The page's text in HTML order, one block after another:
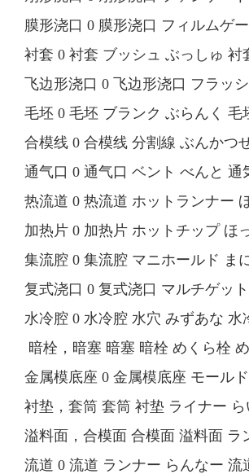
膜形浇口 0 膜形浇口 フィルムゲ
衬套 0 衬套 ブッシュ ぶっしゅ 衬
飞边形浇口 0 飞边形浇口 フラッ
毛坯 0 毛坯 ブランク ぶらんく 毛
合模线 0 合模线 分割線 ぶんかつ
通气口 0 通气口 ベント べんと 通
热流道 0 热流道 ホットランナー
加热片 0 加热片 ホットチップ
集流腔 0 集流腔 マニホールド ま
复式浇口 0 复式浇口 マルチゲッ
水冷腔 0 水冷腔 水穴 みずあな
暗栓，暗塞 暗塞 暗栓 めくら栓
金属模底座 0 金属模底座 モール
衬垫，套筒 套筒 衬垫 ライナー
溢料面，合模面 合模面 溢料面 ラ
流道 0 流道 ランナー らんなー 流